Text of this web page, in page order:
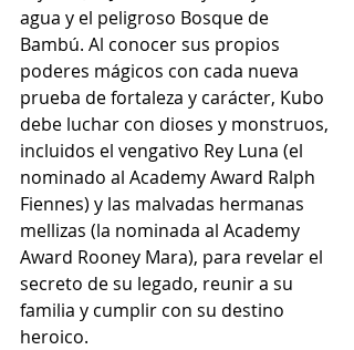
agua y el peligroso Bosque de
Bambú. Al conocer sus propios
poderes mágicos con cada nueva
prueba de fortaleza y carácter, Kubo
debe luchar con dioses y monstruos,
incluidos el vengativo Rey Luna (el
nominado al Academy Award Ralph
Fiennes) y las malvadas hermanas
mellizas (la nominada al Academy
Award Rooney Mara), para revelar el
secreto de su legado, reunir a su
familia y cumplir con su destino
heroico.